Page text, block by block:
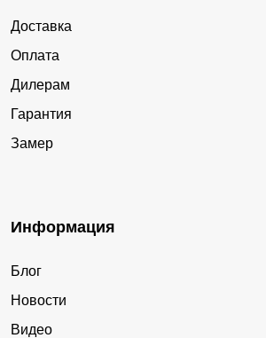
Доставка
Оплата
Дилерам
Гарантия
Замер
Информация
Блог
Новости
Видео